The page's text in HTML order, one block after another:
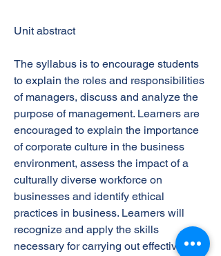
Unit abstract
The syllabus is to encourage students
to explain the roles and responsibilities
of managers, discuss and analyze the
purpose of management. Learners are
encouraged to explain the importance
of corporate culture in the business
environment, assess the impact of a
culturally diverse workforce on
businesses and identify ethical
practices in business. Learners will
recognize and apply the skills
necessary for carrying out effective